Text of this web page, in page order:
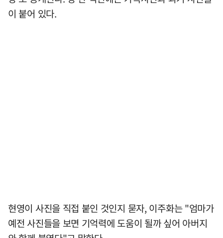
이 붙어 있다.
현영이 사진을 직접 붙인 것인지 묻자, 이주화는 "엄마가
예전 사진들을 보면 기억력에 도움이 될까 싶어 아버지